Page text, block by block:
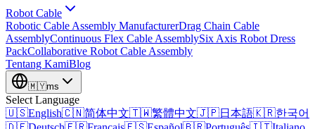
Robot Cable
Robotic Cable Assembly ManufacturerDrag Chain Cable
AssemblyContinuous Flex Cable AssemblySix Axis Robot Dress
PackCollaborative Robot Cable Assembly
Tentang KamiBlog
🇲🇾ms
Select Language
🇺🇸English🇨🇳简体中文🇹🇼繁體中文🇯🇵日本語🇰🇷한국어